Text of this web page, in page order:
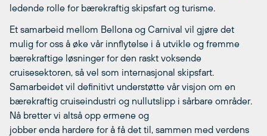
ledende rolle for bærekraftig skipsfart og turisme.
Et samarbeid mellom Bellona og Carnival vil gjøre det
mulig for oss å øke vår innflytelse i å utvikle og fremme
bærekraftige løsninger for den raskt voksende
cruisesektoren, så vel som internasjonal skipsfart.
Samarbeidet vil definitivt understøtte vår visjon om en
bærekraftig cruiseindustri og nullutslipp i sårbare områder.
Nå bretter vi altså opp ermene og
jobber enda hardere for å få det til, sammen med verdens